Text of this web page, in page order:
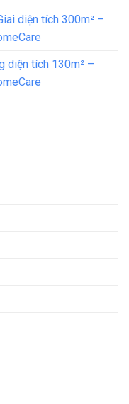
diện tích 300m² –
diện tích 130m² –